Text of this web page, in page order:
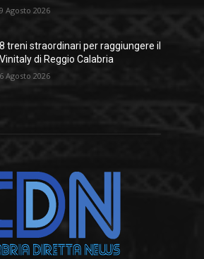
9 Agosto 2026
8 treni straordinari per raggiungere il
Vinitaly di Reggio Calabria
6 Agosto 2026